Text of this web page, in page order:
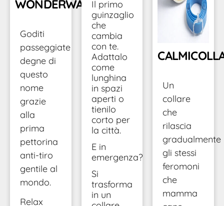
WONDERWALK
Goditi
passeggiate
degne di
questo
nome
grazie
alla
prima
pettorina
anti-tiro
gentile al
mondo.
Relax
Il primo
guinzaglio
che
cambia
con te.
Adattalo
come
lunghina
in spazi
aperti o
tienilo
corto per
la città.
E in
emergenza?
Si
trasforma
in un
Un
collare
che
rilascia
gradualmente
gli stessi
feromoni
che
mamma